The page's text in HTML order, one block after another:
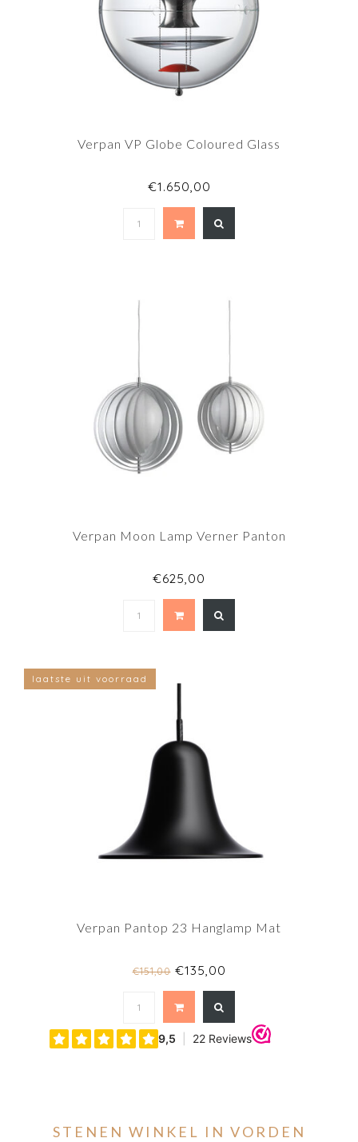
Verpan VP Globe Coloured Glass
€1.650,00
Verpan Moon Lamp Verner Panton
€625,00
laatste uit voorraad
Verpan Pantop 23 Hanglamp Mat
€151,00€135,00
STENEN WINKEL IN VORDEN